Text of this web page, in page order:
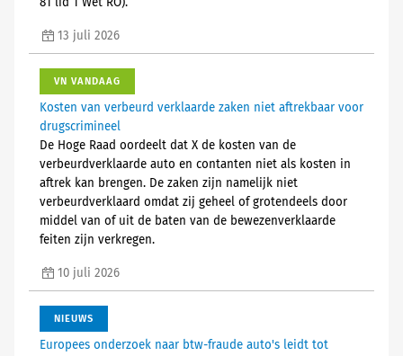
13 juli 2026
VN VANDAAG
Kosten van verbeurd verklaarde zaken niet aftrekbaar voor
drugscrimineel
De Hoge Raad oordeelt dat X de kosten van de
verbeurdverklaarde auto en contanten niet als kosten in
aftrek kan brengen. De zaken zijn namelijk niet
verbeurdverklaard omdat zij geheel of grotendeels door
middel van of uit de baten van de bewezenverklaarde
feiten zijn verkregen.
10 juli 2026
NIEUWS
Europees onderzoek naar btw-fraude auto's leidt tot